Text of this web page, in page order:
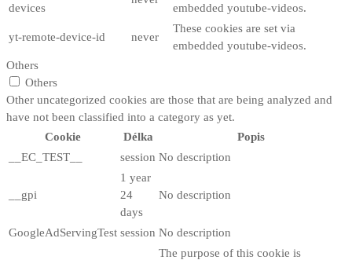
devices
embedded youtube-videos.
yt-remote-device-id never
These cookies are set via
embedded youtube-videos.
Others
Others
Other uncategorized cookies are those that are being analyzed and
have not been classified into a category as yet.
Cookie
Délka
Popis
__EC_TEST__
session No description
__gpi
1 year
24
days
No description
GoogleAdServingTest session No description
The purpose of this cookie is